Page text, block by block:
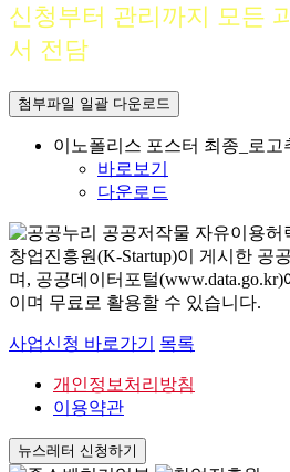
신청부터 관리까지 모든
서 전담
첨부파일 일괄 다운로드
이노폴리스 포스터 최종_로고
바로보기
다운로드
창업진흥원(K-Startup)이 게시한 공
며, 공공데이터포털
이며 무료로 활용할 수 있습니다.
사업신청 바로가기 목록
개인정보처리방침
이용약관
뉴스레터 신청하기